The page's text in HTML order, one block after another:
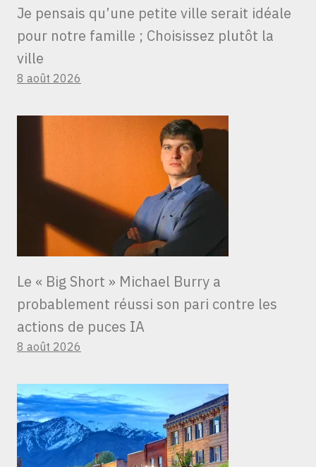
Je pensais qu’une petite ville serait idéale
pour notre famille ; Choisissez plutôt la
ville
8 août 2026
Le « Big Short » Michael Burry a
probablement réussi son pari contre les
actions de puces IA
8 août 2026